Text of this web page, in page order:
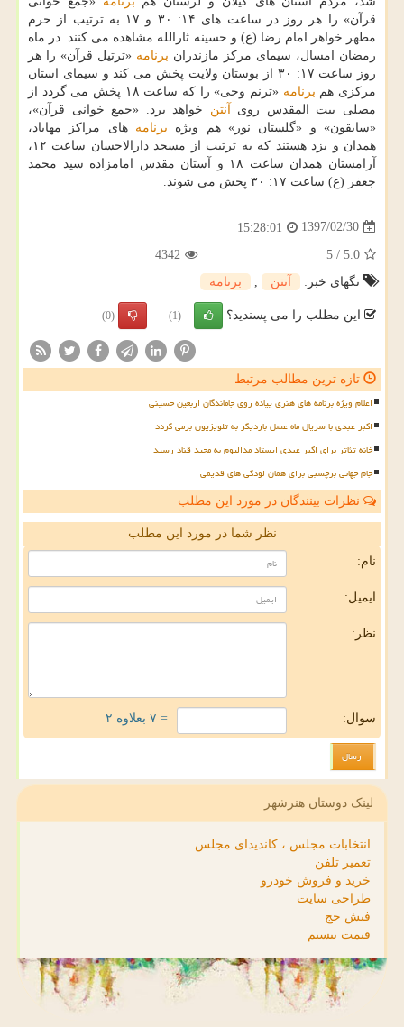
قرآن» را هر روز در ساعت های ۱۴: ۳۰ و ۱۷ به ترتیب از حرم
مطهر خواهر امام رضا (ع) و حسینه ثارالله مشاهده می كنند. در ماه
رمضان امسال، سیمای مركز مازندران برنامه «ترتیل قرآن» را هر
روز ساعت ۱۷: ۳۰ از بوستان ولایت پخش می كند و سیمای استان
مركزی هم برنامه
«ترنم وحی» را كه ساعت ۱۸ پخش می گردد از
مصلی بیت المقدس روی
آنتن خواهد برد. «جمع خوانی قرآن»،
«سابقون» و «گلستان نور» هم ویژه برنامه های مراكز مهاباد،
همدان و یزد هستند كه به ترتیب از مسجد دارالاحسان ساعت ۱۲،
آرامستان همدان ساعت ۱۸ و آستان مقدس امامزاده سید محمد
جعفر (ع) ساعت ۱۷: ۳۰ پخش می شوند.
1397/02/30
15:28:01
5.0
/
5
4342
تگهای خبر:
آنتن برنامه
این مطلب را می پسندید؟ (1)
(0)
تازه ترین مطالب مرتبط
اعلام ویژه برنامه های هنری پیاده روی جاماندگان اربعین حسینی
اکبر عبدی با سریال ماه عسل باردیگر به تلویزیون برمی گردد
خانه تئاتر برای اکبر عبدی ایستاد مدالیوم به مجید قناد رسید
جام جهانی برچسبی برای همان لودگی های قدیمی
نظرات بینندگان در مورد این مطلب
نظر شما در مورد این مطلب
نام:
ایمیل:
نظر:
سوال: = ۷ بعلاوه ۲
لینک دوستان هنرشهر
انتخابات مجلس ، کاندیدای مجلس
تعمیر تلفن
خرید و فروش خودرو
طراحی سایت
فیش حج
قیمت بیسیم